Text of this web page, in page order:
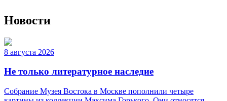
Новости
8 августа 2026
Не только литературное наследие
Собрание Музея Востока в Москве пополнили четыре